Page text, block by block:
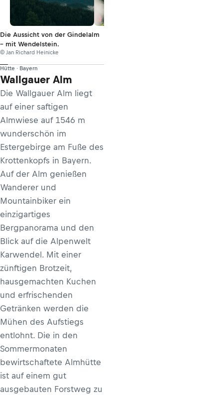
Die Aussicht von der Gindelalm
– mit Wendelstein.
© Jan Richard Heinicke
Hütte · Bayern
Wallgauer Alm
Die Wallgauer Alm liegt
auf einer saftigen
Almwiese auf 1546 m
wunderschön im
Estergebirge am Fuße des
Krottenkopfs in Bayern.
Auf der Alm genießen
Wanderer und
Mountainbiker ein
einzigartiges
Bergpanorama und den
Blick auf die Alpenwelt
Karwendel. Mit einer
zünftigen Brotzeit,
hausgemachten Kuchen
und erfrischenden
Getränken werden die
Mühen des Aufstiegs
entlohnt. Die in den
Sommermonaten
bewirtschaftete Almhütte
ist auf einem gut
ausgebauten Forstweg zu